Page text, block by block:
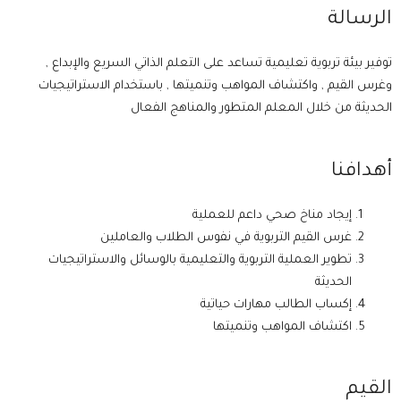
الرسالة
توفير بيئة تربوية تعليمية تساعد على التعلم الذاتي السريع والإبداع ,
وغرس القيم , واكتشاف المواهب وتنميتها , باستخدام الاستراتيجيات
الحديثة من خلال المعلم المتطور والمناهج الفعال
أهدافنا
إيجاد مناخ صحي داعم للعملية
غرس القيم التربوية في نفوس الطلاب والعاملين
تطوير العملية التربوية والتعليمية بالوسائل والاستراتيجيات
الحديثة
إكساب الطالب مهارات حياتية
اكتشاف المواهب وتنميتها
القيم